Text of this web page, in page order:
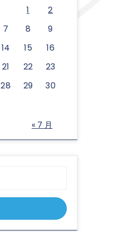
1
2
7 8
9
14 15
16
21 22
23
28 29
30
« 7 月